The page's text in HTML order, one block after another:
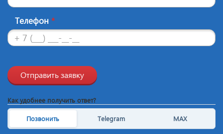
Телефон *
Отправить заявку
Как удобнее получить ответ?
Позвонить Telegram MAX